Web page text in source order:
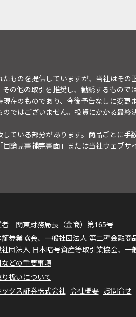
ものを提供していますが、当社はそ
の他の取引を推奨し、勧誘するもので
在のものであり、今後予告なしに変更
ではございません。投資にかかる最
ている部分があります。商品ごとに手
論見書補完書面」または当社ウェブサ
者 関東財務局長（金商）第165号
証券業協会、一般社団法人 第二種金融商
社団法人 日本暗号資産等取引業協会、一
どの重要事項
扱いについて
ックス証券株式会社 会社概要 お問合せ